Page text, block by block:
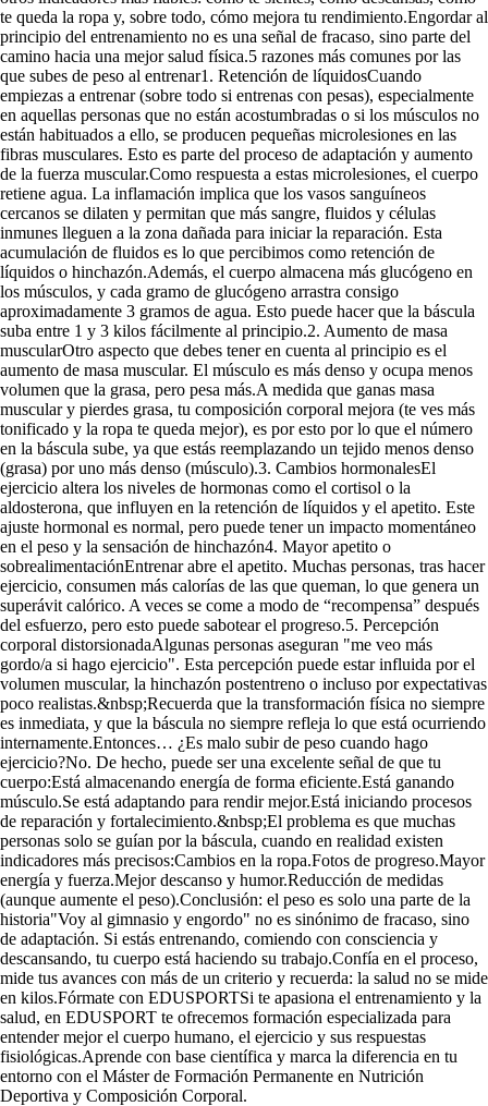
te queda la ropa y, sobre todo, cómo mejora tu rendimiento.Engordar al
principio del entrenamiento no es una señal de fracaso, sino parte del
camino hacia una mejor salud física.5 razones más comunes por las
que subes de peso al entrenar1. Retención de líquidosCuando
empiezas a entrenar (sobre todo si entrenas con pesas), especialmente
en aquellas personas que no están acostumbradas o si los músculos no
están habituados a ello, se producen pequeñas microlesiones en las
fibras musculares. Esto es parte del proceso de adaptación y aumento
de la fuerza muscular.Como respuesta a estas microlesiones, el cuerpo
retiene agua. La inflamación implica que los vasos sanguíneos
cercanos se dilaten y permitan que más sangre, fluidos y células
inmunes lleguen a la zona dañada para iniciar la reparación. Esta
acumulación de fluidos es lo que percibimos como retención de
líquidos o hinchazón.Además, el cuerpo almacena más glucógeno en
los músculos, y cada gramo de glucógeno arrastra consigo
aproximadamente 3 gramos de agua. Esto puede hacer que la báscula
suba entre 1 y 3 kilos fácilmente al principio.2. Aumento de masa
muscularOtro aspecto que debes tener en cuenta al principio es el
aumento de masa muscular. El músculo es más denso y ocupa menos
volumen que la grasa, pero pesa más.A medida que ganas masa
muscular y pierdes grasa, tu composición corporal mejora (te ves más
tonificado y la ropa te queda mejor), es por esto por lo que el número
en la báscula sube, ya que estás reemplazando un tejido menos denso
(grasa) por uno más denso (músculo).3. Cambios hormonalesEl
ejercicio altera los niveles de hormonas como el cortisol o la
aldosterona, que influyen en la retención de líquidos y el apetito. Este
ajuste hormonal es normal, pero puede tener un impacto momentáneo
en el peso y la sensación de hinchazón4. Mayor apetito o
sobrealimentaciónEntrenar abre el apetito. Muchas personas, tras hacer
ejercicio, consumen más calorías de las que queman, lo que genera un
superávit calórico. A veces se come a modo de “recompensa” después
del esfuerzo, pero esto puede sabotear el progreso.5. Percepción
corporal distorsionadaAlgunas personas aseguran "me veo más
gordo/a si hago ejercicio". Esta percepción puede estar influida por el
volumen muscular, la hinchazón postentreno o incluso por expectativas
poco realistas.&nbsp;Recuerda que la transformación física no siempre
es inmediata, y que la báscula no siempre refleja lo que está ocurriendo
internamente.Entonces… ¿Es malo subir de peso cuando hago
ejercicio?No. De hecho, puede ser una excelente señal de que tu
cuerpo:Está almacenando energía de forma eficiente.Está ganando
músculo.Se está adaptando para rendir mejor.Está iniciando procesos
de reparación y fortalecimiento.&nbsp;El problema es que muchas
personas solo se guían por la báscula, cuando en realidad existen
indicadores más precisos:Cambios en la ropa.Fotos de progreso.Mayor
energía y fuerza.Mejor descanso y humor.Reducción de medidas
(aunque aumente el peso).Conclusión: el peso es solo una parte de la
historia"Voy al gimnasio y engordo" no es sinónimo de fracaso, sino
de adaptación. Si estás entrenando, comiendo con consciencia y
descansando, tu cuerpo está haciendo su trabajo.Confía en el proceso,
mide tus avances con más de un criterio y recuerda: la salud no se mide
en kilos.Fórmate con EDUSPORTSi te apasiona el entrenamiento y la
salud, en EDUSPORT te ofrecemos formación especializada para
entender mejor el cuerpo humano, el ejercicio y sus respuestas
fisiológicas.Aprende con base científica y marca la diferencia en tu
entorno con el Máster de Formación Permanente en Nutrición
Deportiva y Composición Corporal.